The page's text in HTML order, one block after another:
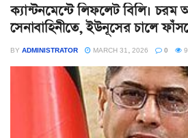
ক্যান্টনমেন্টে লিফলেট বিলি। চরম
সেনাবাহিনীতে, ইউনূসের চালে
BY ADMINISTRATOR MARCH 31, 2026 0